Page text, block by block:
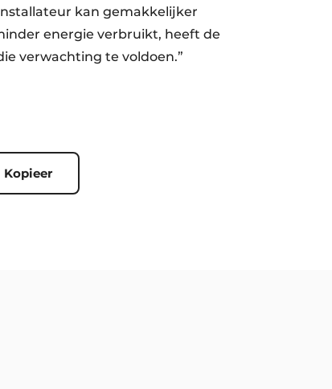
kan gemakkelijker
energie verbruikt, heeft de
verwachting te voldoen.”
Kopieer